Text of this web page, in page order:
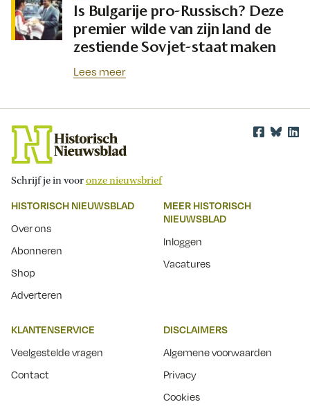
Is Bulgarije pro-Russisch? Deze
premier wilde van zijn land de
zestiende Sovjet-staat maken
Lees meer
Schrijf je in vooronze nieuwsbrief
HISTORISCH NIEUWSBLAD
Over ons
Abonneren
Shop
Adverteren
MEER HISTORISCH
NIEUWSBLAD
Inloggen
Vacatures
KLANTENSERVICE
Veelgestelde vragen
Contact
DISCLAIMERS
Algemene voorwaarden
Privacy
Cookies